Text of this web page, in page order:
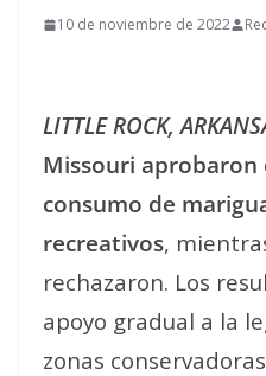
10 de noviembre de 2022
LITTLE ROCK,
Missouri aprobaron
consumo de
recreativos,
rechazaron. Los
apoyo gradual a la
zonas